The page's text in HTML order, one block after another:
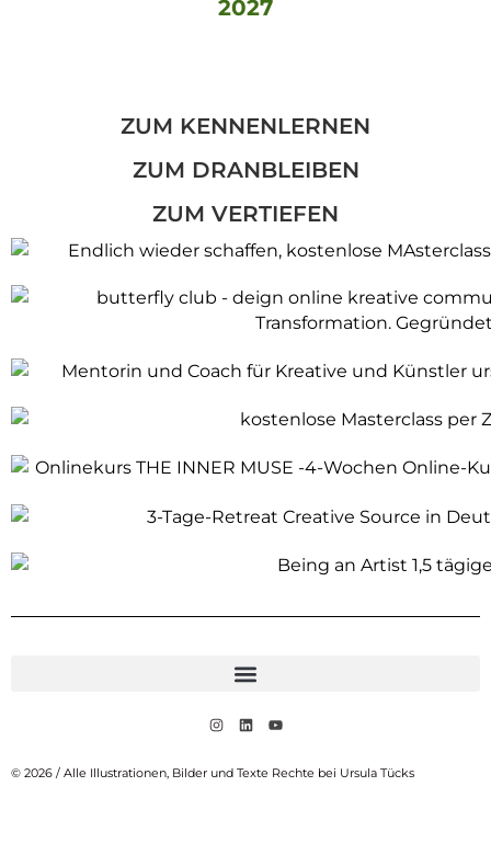
2027
ZUM KENNENLERNEN
ZUM DRANBLEIBEN
ZUM VERTIEFEN
© 2026 / Alle Illustrationen, Bilder und Texte Rechte bei Ursula Tücks​